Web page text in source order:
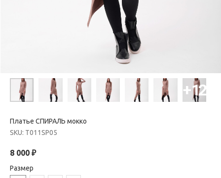
Платье СПИРАЛЬ мокко
SKU: T011SP05
8 000 ₽
Размер